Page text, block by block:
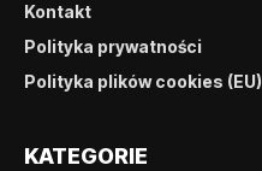
Kontakt
Polityka prywatności
Polityka plików cookies (EU)
KATEGORIE